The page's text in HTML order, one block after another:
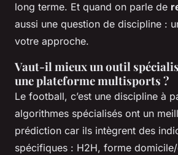
long terme. Et quand on parle de
aussi une question de discipline :
votre approche.
Vaut-il mieux un outil
une plateforme multisports ?
Le football, c’est une discipline à
algorithmes spécialisés ont un
prédiction car ils intègrent des
spécifiques : H2H, forme